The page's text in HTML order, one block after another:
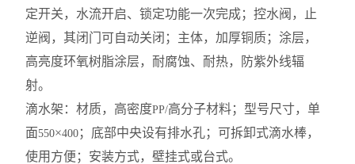
定开关，水流开启、锁定功能一次完成；控水阀，止
逆阀，其闭门可自动关闭；主体，加厚铜质；涂层，
高亮度环氧树脂涂层，耐腐蚀、耐热，防紫外线辐
射。
滴水架：材质，高密度PP/高分子材料；型号尺寸，单
面550×400 ；底部中央设有排水孔；可拆卸式滴水棒，
使用方便；安装方式，壁挂式或台式。